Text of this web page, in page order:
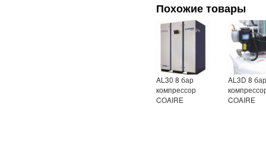
Похожие товары
AL30 8 бар
компрессор
COAIRE
AL3D 8 бар
COAIRE